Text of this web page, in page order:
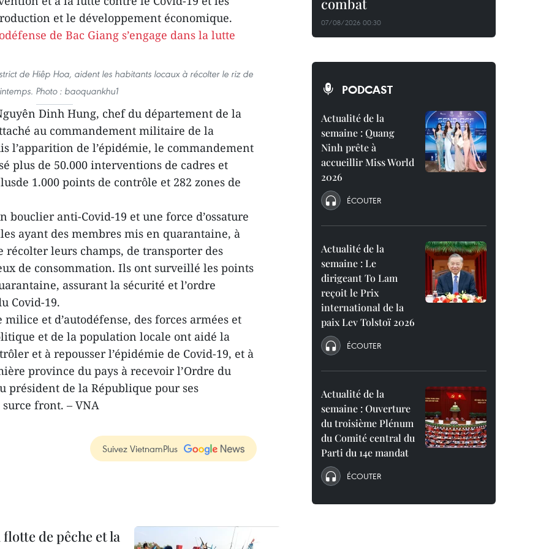
et le développement économique.
de Hiêp Hoa, aident les habitants locaux à récolter le riz de
Photo : baoquankhu1
Dinh Hung, chef du département de la
au commandement militaire de la
l’apparition de l’épidémie, le commandement
plus de 50.000 interventions de cadres et
1.000 points de contrôle et 282 zones de
bouclier anti-Covid-19 et une force d’ossature
ayant des membres mis en quarantaine, à
récolter leurs champs, de transporter des
de consommation. Ils ont surveillé les points
assurant la sécurité et l’ordre
Covid-19.
et d’autodéfense, des forces armées et
et de la population locale ont aidé la
et à repousser l’épidémie de Covid-19, et à
province du pays à recevoir l’Ordre du
président de la République pour ses
front. – VNA
Suivez VietnamPlus
de pêche et la
combat
07/08/2026 00:30
PODCAST
Actualité de la
semaine : Quang
Ninh prête à
accueillir Miss World
2026
ÉCOUTER
Actualité de la
semaine : Le
dirigeant To Lam
reçoit le Prix
international de la
paix Lev Tolstoï 2026
ÉCOUTER
Actualité de la
semaine : Ouverture
du troisième Plénum
du Comité central du
Parti du 14e mandat
ÉCOUTER